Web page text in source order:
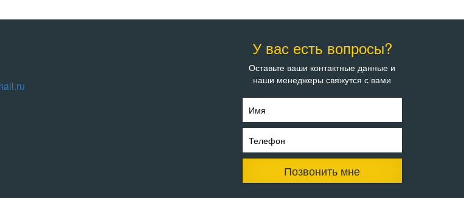
У вас есть вопросы?
Оставьте ваши контактные данные и
наши менеджеры свяжутся с вами
Имя
Телефон
Позвонить мне